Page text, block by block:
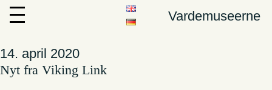
Vardemuseerne
14. april 2020
Nyt fra Viking Link